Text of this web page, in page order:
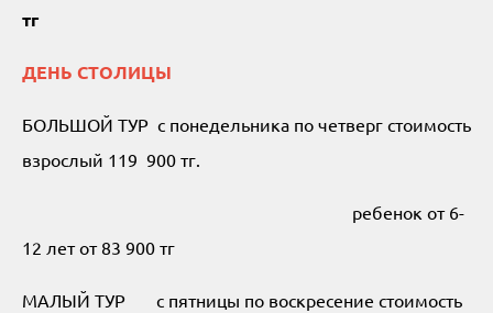
тг
ДЕНЬ СТОЛИЦЫ
БОЛЬШОЙ ТУР с понедельника по четверг стоимость
взрослый 119 900 тг.
ребенок от 6-
12 лет от 83 900 тг
МАЛЫЙ ТУР с пятницы по воскресение стоимость